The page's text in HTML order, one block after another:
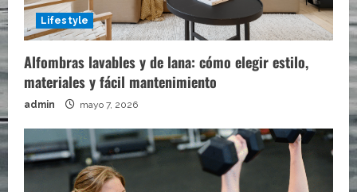
Lifestyle
Alfombras lavables y de lana: cómo elegir estilo,
materiales y fácil mantenimiento
admin mayo 7, 2026